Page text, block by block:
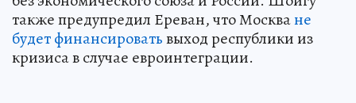
также предупредил Ереван, что Москване
будет финансироватьвыход республики из
кризиса в случае евроинтеграции.